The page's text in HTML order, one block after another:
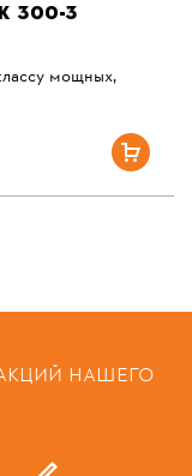
300-3
мощных,
НАШЕГО